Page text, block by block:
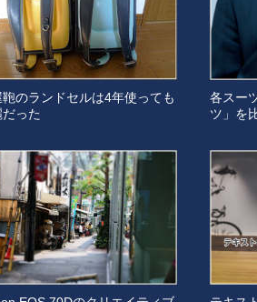
鞄のランドセルは4年使っても
った
各スー
ツ」を